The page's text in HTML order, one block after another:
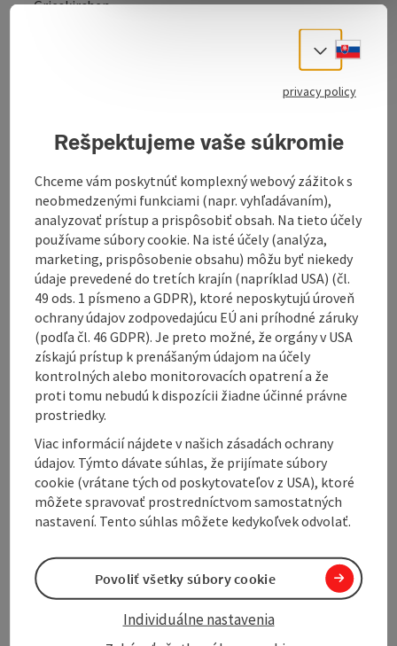
Grieskirchen
Traditional costume fashion is booming like never
before. The recipe for success in our opinion: It
lightens the mood when many festival-goers are
dressed in traditional costume. Traditional costume
togetherness. Traditional costume is a consumer
trend that should be taken seriously.
Above all, the dirndl suits every figure type. It conceals
where it is necessary and emphasises where it is
desirable. But it's not just the many folk and summer
festivals that are welcome occasions to dress ...
Display complete description
Contact
Opening hours
Arrival
Prices
Select
privacy policy
Rešpektujeme vaše súkromie
Chceme vám poskytnúť komplexný webový zážitok s
neobmedzenými funkciami (napr. vyhľadávaním),
analyzovať prístup a prispôsobiť obsah. Na tieto účely
používame súbory cookie. Na isté účely (analýza,
marketing, prispôsobenie obsahu) môžu byť niekedy
údaje prevedené do tretích krajín (napríklad USA) (čl.
49 ods. 1 písmeno a GDPR), ktoré neposkytujú úroveň
ochrany údajov zodpovedajúcu EÚ ani príhodné záruky
(podľa čl. 46 GDPR). Je preto možné, že orgány v USA
získajú prístup k prenášaným údajom na účely
kontrolných alebo monitorovacích opatrení a že
proti tomu nebudú k dispozícii žiadne účinné právne
prostriedky.
Viac informácií nájdete v našich zásadách ochrany
údajov. Týmto dávate súhlas, že prijímate súbory
cookie (vrátane tých od poskytovateľov z USA), ktoré
môžete spravovať prostredníctvom samostatných
nastavení. Tento súhlas môžete kedykoľvek odvolať.
Individuálne nastavenia
Povoliť všetky súbory cookie